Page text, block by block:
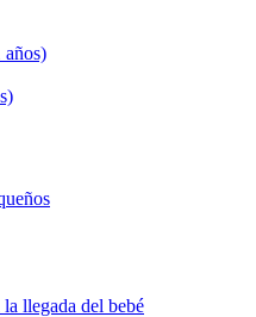
años)
llegada del bebé